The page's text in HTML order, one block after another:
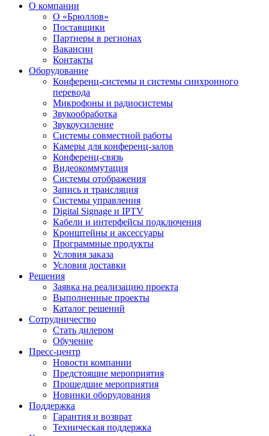
О компании
О «Брюллов»
Поставщики
Партнеры в регионах
Вакансии
Контакты
Оборудование
Конференц-системы и системы синхронного
перевода
Микрофоны и радиосистемы
Звукообработка
Звукоусиление
Системы совместной работы
Камеры для конференц-залов
Конференц-связь
Видеокоммутация
Системы отображения
Запись и трансляция
Системы управления
Digital Signage и IPTV
Кабели и интерфейсы подключения
Кронштейны и аксессуары
Программные продукты
Условия заказа
Условия доставки
Решения
Заявка на реализацию проекта
Выполненные проекты
Каталог решений
Сотрудничество
Стать дилером
Обучение
Пресс-центр
Новости компании
Предстоящие мероприятия
Прошедшие мероприятия
Новинки оборудования
Поддержка
Гарантия и возврат
Техническая поддержка